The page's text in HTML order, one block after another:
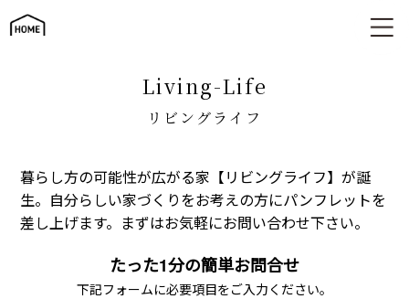
リビングライフ
living-Life
リビングライフ
暮らし方の可能性が広がる家【リビングライフ】が誕
生。自分らしい家づくりをお考えの方にパンフレットを
差し上げます。まずはお気軽にお問い合わせ下さい。
たった1分の簡単お問合せ
下記フォームに必要項目をご入力ください。